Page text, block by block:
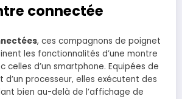
connectée
, ces compagnons de poignet
les fonctionnalités d’une montre
celles d’un smartphone. Equipées de
processeur, elles exécutent des
bien au-delà de l’affichage de